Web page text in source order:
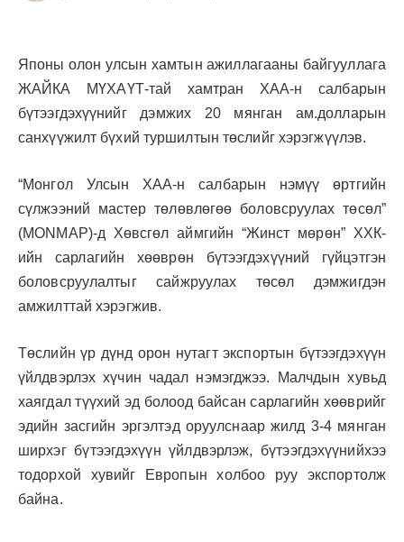
Японы олон улсын хамтын ажиллагааны байгууллага
ЖАЙКА МҮХАҮТ-тай хамтран ХАА-н салбарын
бүтээгдэхүүнийг дэмжих 20 мянган ам.долларын
санхүүжилт бүхий туршилтын төслийг хэрэгжүүлэв.
“Монгол Улсын ХАА-н салбарын нэмүү өртгийн
сүлжээний мастер төлөвлөгөө боловсруулах төсөл”
(MONMAP)-д Хөвсгөл аймгийн “Жинст мөрөн” ХХК-
ийн сарлагийн хөөврөн бүтээгдэхүүний гүйцэтгэн
боловсруулалтыг сайжруулах төсөл дэмжигдэн
амжилттай хэрэгжив.
Төслийн үр дүнд орон нутагт экспортын бүтээгдэхүүн
үйлдвэрлэх хүчин чадал нэмэгджээ. Малчдын хувьд
хаягдал түүхий эд болоод байсан сарлагийн хөөврийг
эдийн засгийн эргэлтэд оруулснаар жилд 3-4 мянган
ширхэг бүтээгдэхүүн үйлдвэрлэж, бүтээгдэхүүнийхээ
тодорхой хувийг Европын холбоо руу экспортолж
байна.